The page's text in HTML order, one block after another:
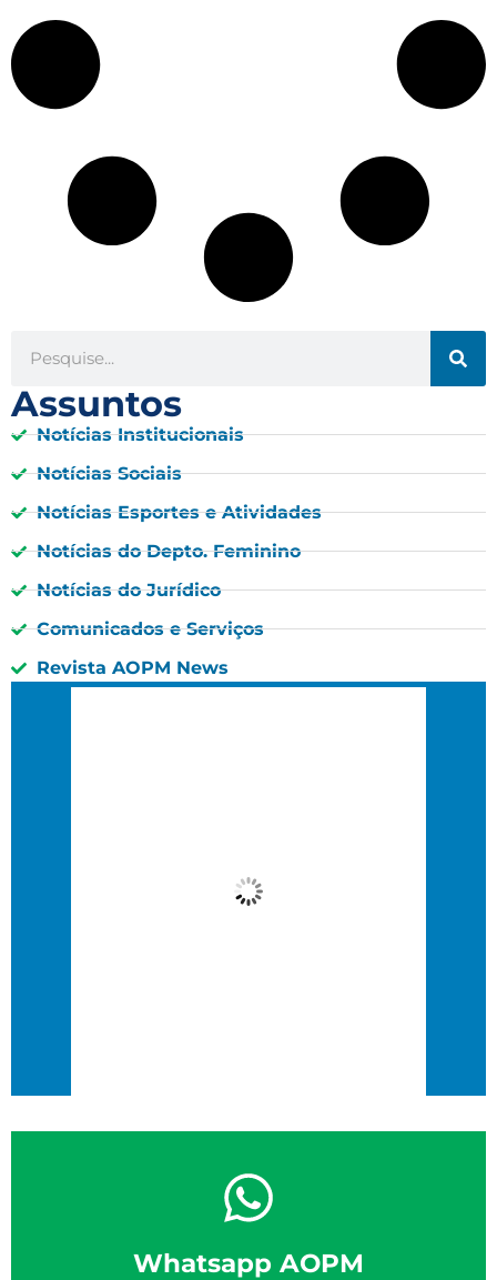
Assuntos
Notícias Institucionais
Notícias Sociais
Notícias Esportes e Atividades
Notícias do Depto. Feminino
Notícias do Jurídico
Comunicados e Serviços
Revista AOPM News
Wind Gust: 10 Km/h
Whatsapp AOPM